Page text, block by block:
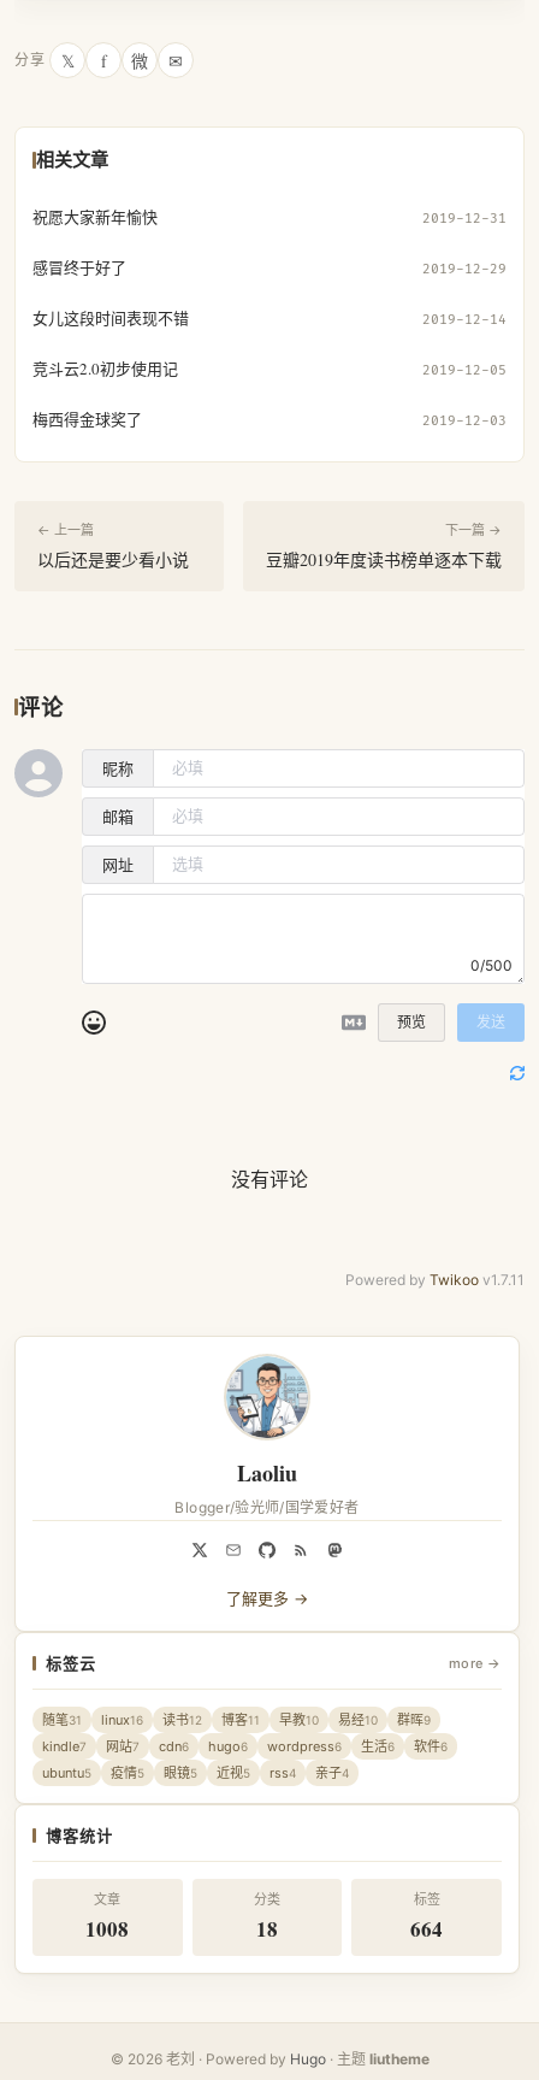
分享 𝕏 f 微 ✉
相关文章
祝愿大家新年愉快 2019-12-31
感冒终于好了 2019-12-29
女儿这段时间表现不错 2019-12-14
竞斗云2.0初步使用记 2019-12-05
梅西得金球奖了 2019-12-03
← 上一篇
以后还是要少看小说
下一篇 →
豆瓣2019年度读书榜单逐本下载
评论
昵称
邮箱
网址
0/500
预览 发送
没有评论
Powered by Twikoo v1.7.11
Laoliu
Blogger/验光师/国学爱好者
了解更多 →
标签云 more →
随笔31 linux16 读书12 博客11 早教10 易经10 群晖9
kindle7 网站7 cdn6 hugo6 wordpress6 生活6 软件6
ubuntu5 疫情5 眼镜5 近视5 rss4 亲子4
博客统计
文章
1008
分类
18
标签
664
© 2026 老刘 · Powered by Hugo· 主题 liutheme